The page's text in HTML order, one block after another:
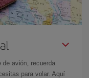
de avión, recuerda
para volar. Aquí